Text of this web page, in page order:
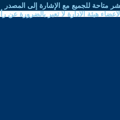
متاحة للجميع مع الإشارة إلى المصدر
هيئة الادارة لا تعبر بالضرورة عن